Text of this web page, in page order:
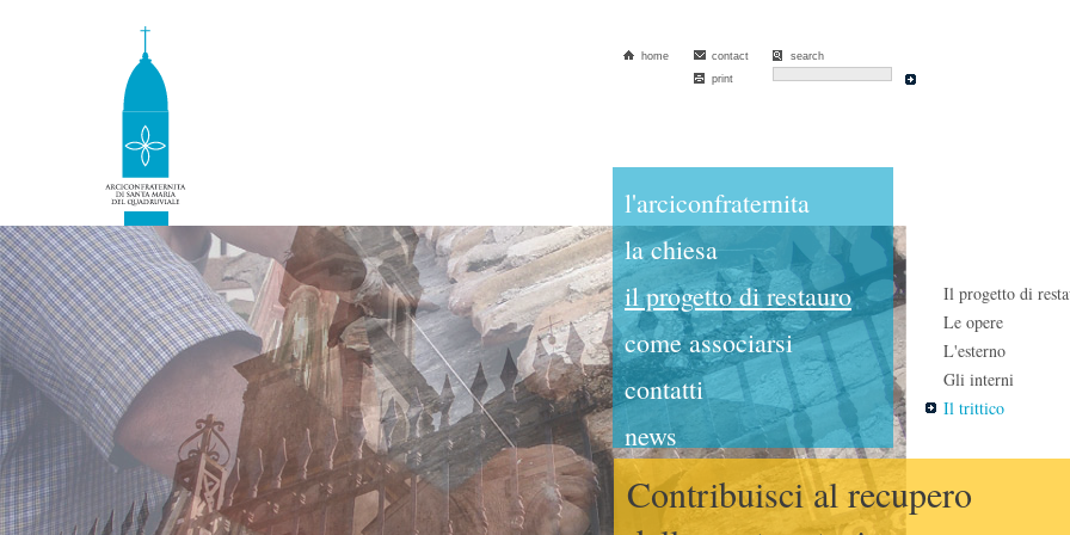
home
contact
print
search
l'arciconfraternita
la chiesa
il progetto di restauro
come associarsi
contatti
news
Il progetto di
Le opere
L'esterno
Gli interni
Il trittico
Contribuisci al recupero